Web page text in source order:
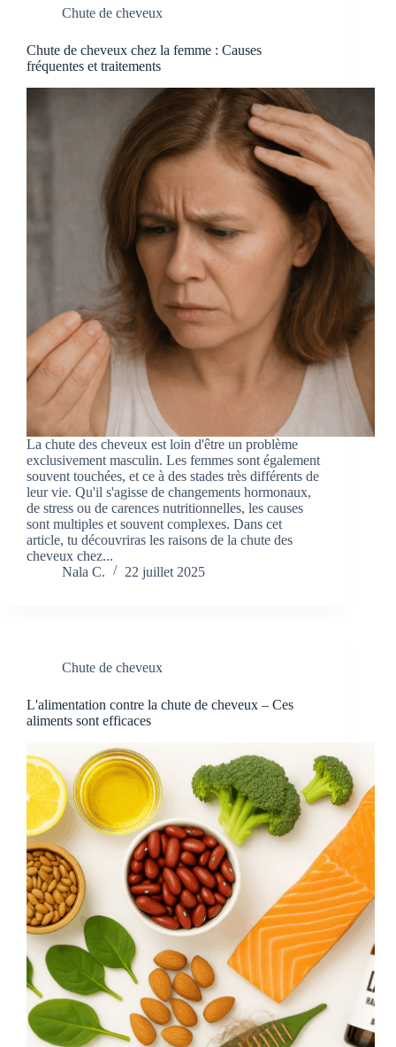
Chute de cheveux
Chute de cheveux chez la femme : Causes
fréquentes et traitements
La chute des cheveux est loin d'être un problème
exclusivement masculin. Les femmes sont également
souvent touchées, et ce à des stades très différents de
leur vie. Qu'il s'agisse de changements hormonaux,
de stress ou de carences nutritionnelles, les causes
sont multiples et souvent complexes. Dans cet
article, tu découvriras les raisons de la chute des
cheveux chez...
Nala C.
22 juillet 2025
Chute de cheveux
L'alimentation contre la chute de cheveux – Ces
aliments sont efficaces